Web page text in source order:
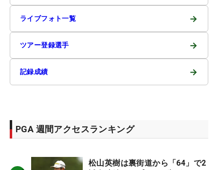
ライブフォト一覧 →
ツアー登録選手 →
記録成績 →
PGA 週間アクセスランキング
松山英樹は裏街道から「64」で2